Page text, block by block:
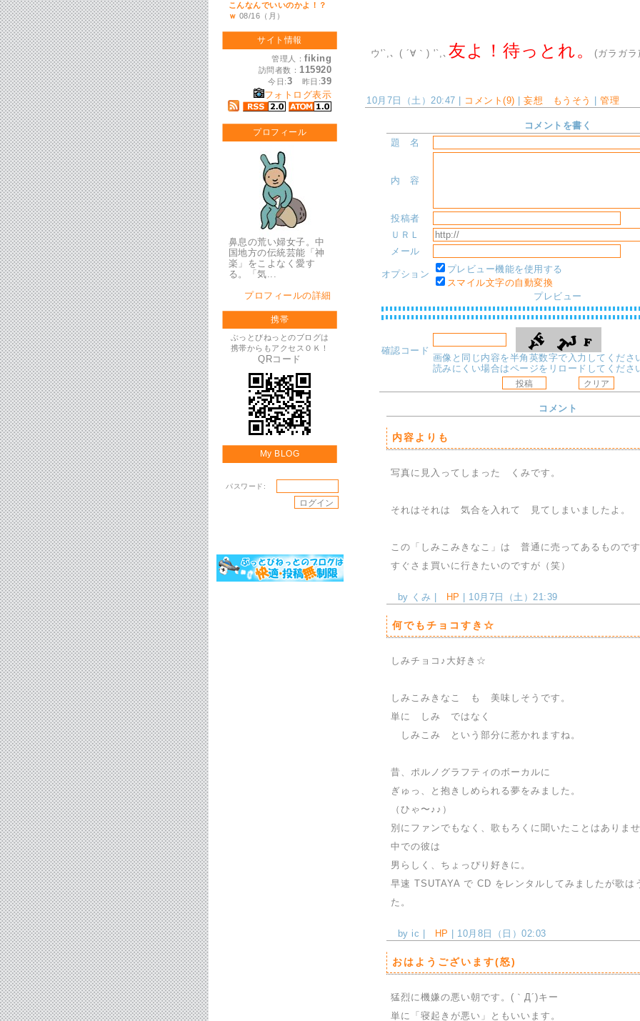
こんなんでいいのかよ！？
ｗ 08/16（月）
サイト情報
管理人： fiking
訪問者数： 115920
今日:3 昨日:39
フォトログ表示
プロフィール
鼻息の荒い婦女子。中
国地方の伝統芸能「神
楽」をこよなく愛す
る。「気...
プロフィールの詳細
携帯
ぶっとびねっとのブログは
携帯からもアクセスＯＫ！
QRコード
My BLOG
パスワード:
ウ'`,､ ( ´∀｀) '`,､ 友よ！待っとれ。 (ガラガ
10月7日（土）20:47 | コメント(9) 妄想 もうそう 管理
コメントを書く
題 名
内 容
投稿者
ＵＲＬ
メール
オプション
プレビュー機能を使用する
スマイル文字の自動変換
プレビュー
確認コード
画像と同じ内容を半角英数字で入力してくださ
読みにくい場合はページをリロードしてくださ
コメント
内容よりも
写真に見入ってしまった くみです。
それはそれは 気合を入れて 見てしまいましたよ。
この「しみこみきなこ」は 普通に売ってあるもので
すぐさま買いに行きたいのですが（笑）
by くみ | HP | 10月7日（土）21:39
何でもチョコすき☆
しみチョコ♪大好き☆
しみこみきなこ も 美味しそうです。
単に しみ ではなく
しみこみ という部分に惹かれますね。
昔、ポルノグラフティのボーカルに
ぎゅっ、と抱きしめられる夢をみました。
（ひゃ〜♪♪）
別にファンでもなく、歌もろくに聞いたことはありま
中での彼は
男らしく、ちょっぴり好きに。
早速 TSUTAYA で CD をレンタルしてみましたが歌は
た。
by ic | HP | 10月8日（日）02:03
おはようございます(怒)
猛烈に機嫌の悪い朝です。(｀Д´)キー
単に「寝起きが悪い」ともいいます。